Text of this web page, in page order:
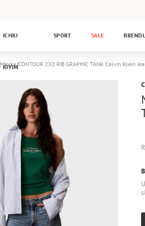
ICHKI
KIYIM
SPORT SALE
Mayka/CONTOUR 2X2 RIB GRAPHIC TANK Calvin Klein